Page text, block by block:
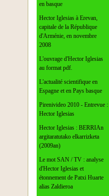
en basque
Hector Iglesias à Erevan,
capitale de la République
d'Arménie, en novembre
2008
L'ouvrage d'Hector Iglesias
au format pdf.
L'actualité scientifique en
Espagne et en Pays basque
Pirenivideo 2010 - Entrevue :
Hector Iglesias
Hector Iglesias : BERRIAn
argitaratutako elkarrizketa
(2009an)
Le mot SAN / TV : analyse
d'Hector Iglesias et
étonnement de Patxi Huarte
alias Zaldieroa